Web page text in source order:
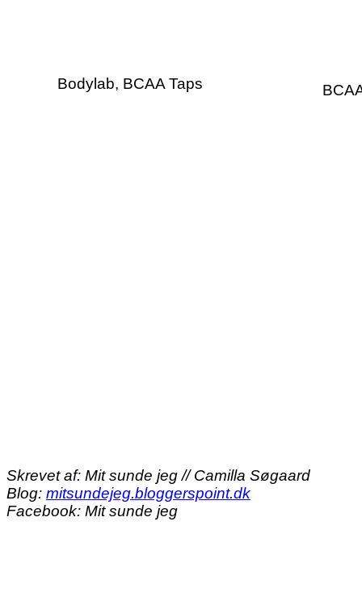
Bodylab, BCAA Taps
Skrevet af: Mit sunde jeg // Camilla Søgaard
Blog: mitsundejeg.bloggerspoint.dk
Facebook: Mit sunde jeg